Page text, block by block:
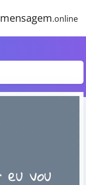
mensagem.online